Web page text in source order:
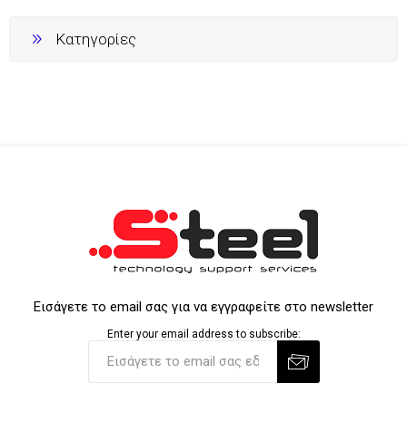
Κατηγορίες
Εισάγετε το email σας για να εγγραφείτε στο newsletter
Enter your email address to subscribe: